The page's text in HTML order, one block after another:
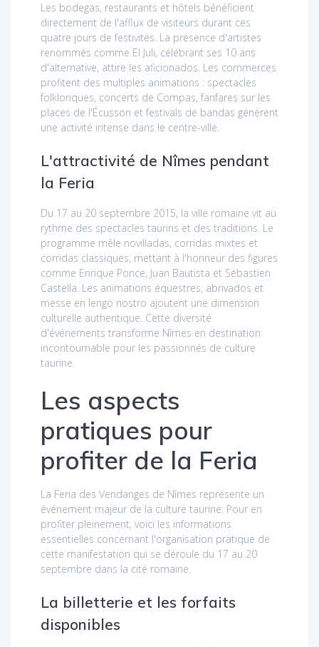
Les bodegas, restaurants et hôtels bénéficient
directement de l'afflux de visiteurs durant ces
quatre jours de festivités. La présence d'artistes
renommés comme El Juli, célébrant ses 10 ans
d'alternative, attire les aficionados. Les commerces
profitent des multiples animations : spectacles
folkloriques, concerts de Compas, fanfares sur les
places de l'Écusson et festivals de bandas génèrent
une activité intense dans le centre-ville.
L'attractivité de Nîmes pendant
la Feria
Du 17 au 20 septembre 2015, la ville romaine vit au
rythme des spectacles taurins et des traditions. Le
programme mêle novilladas, corridas mixtes et
corridas classiques, mettant à l'honneur des figures
comme Enrique Ponce, Juan Bautista et Sébastien
Castella. Les animations équestres, abrivados et
messe en lengo nostro ajoutent une dimension
culturelle authentique. Cette diversité
d'événements transforme Nîmes en destination
incontournable pour les passionnés de culture
taurine.
Les aspects
pratiques pour
profiter de la Feria
La Feria des Vendanges de Nîmes représente un
événement majeur de la culture taurine. Pour en
profiter pleinement, voici les informations
essentielles concernant l'organisation pratique de
cette manifestation qui se déroule du 17 au 20
septembre dans la cité romaine.
La billetterie et les forfaits
disponibles